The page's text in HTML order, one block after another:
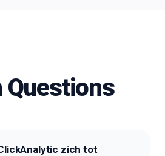
Questions
zich tot